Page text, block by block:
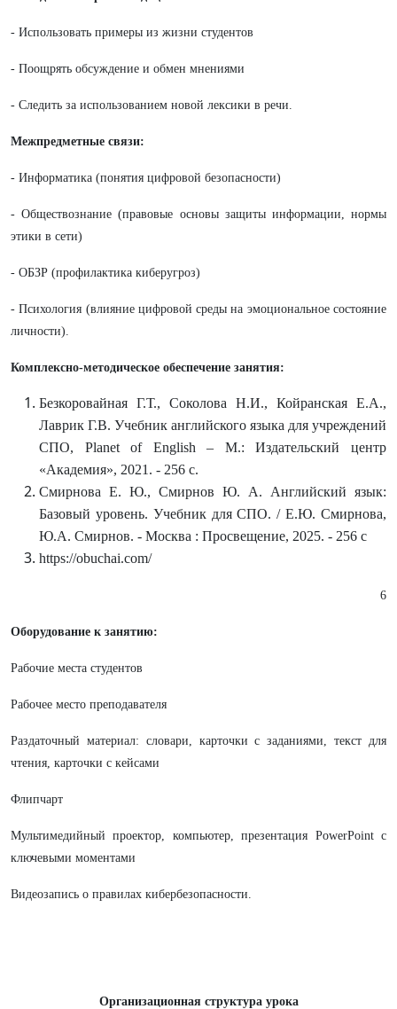
- Использовать примеры из жизни студентов
- Поощрять обсуждение и обмен мнениями
- Следить за использованием новой лексики в речи.
Межпредметные связи:
- Информатика (понятия цифровой безопасности)
- Обществознание (правовые основы защиты информации, нормы
этики в сети)
- ОБЗР (профилактика киберугроз)
- Психология (влияние цифровой среды на эмоциональное состояние
личности).
Комплексно-методическое обеспечение занятия:
Безкоровайная Г.Т., Соколова Н.И., Койранская Е.А.,
Лаврик Г.В. Учебник английского языка для учреждений
СПО, Planet of English – М.: Издательский центр
«Академия», 2021. - 256 с.
Смирнова Е. Ю., Смирнов Ю. А. Английский язык:
Базовый уровень. Учебник для СПО. / Е.Ю. Смирнова,
Ю.А. Смирнов. - Москва : Просвещение, 2025. - 256 с
https://obuchai.com/
6
Оборудование к занятию:
Рабочие места студентов
Рабочее место преподавателя
Раздаточный материал: словари, карточки с заданиями, текст для
чтения, карточки с кейсами
Флипчарт
Мультимедийный проектор, компьютер, презентация PowerPoint с
ключевыми моментами
Видеозапись о правилах кибербезопасности.
Организационная структура урока